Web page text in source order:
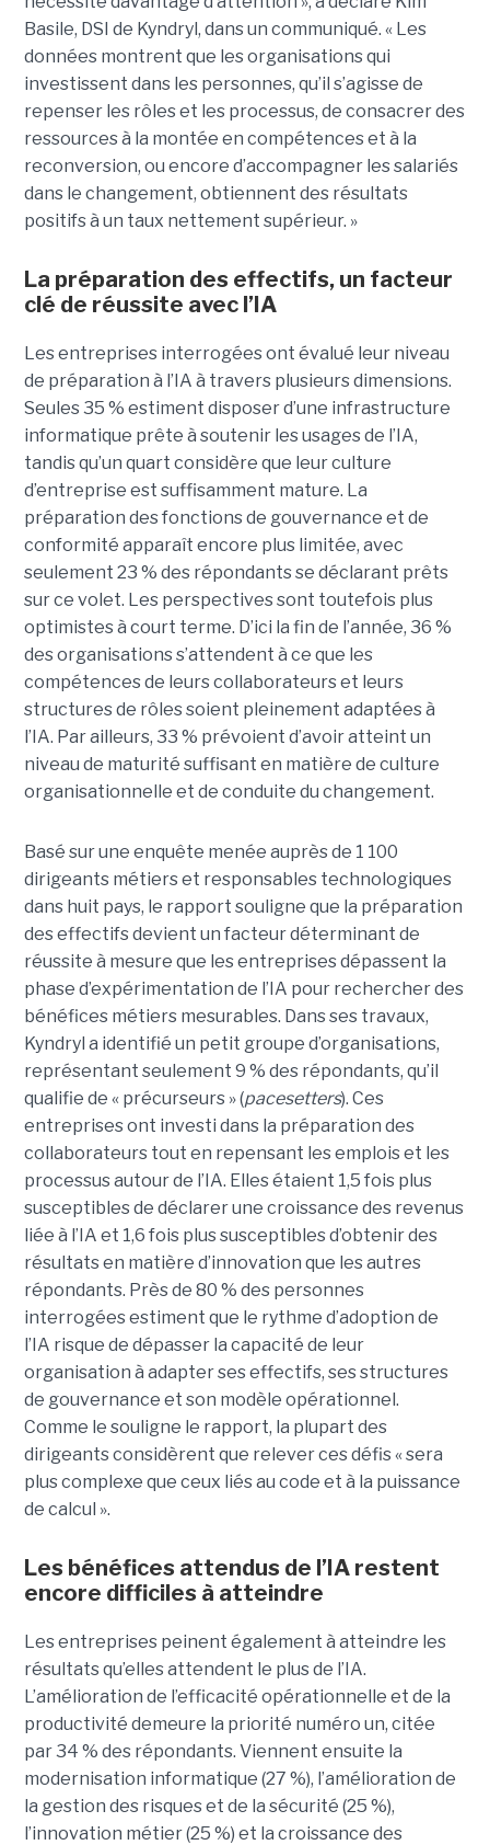
Basile, DSI de Kyndryl, dans un communiqué. « Les
données montrent que les organisations qui
investissent dans les personnes, qu’il s’agisse de
repenser les rôles et les processus, de consacrer des
ressources à la montée en compétences et à la
reconversion, ou encore d’accompagner les salariés
dans le changement, obtiennent des résultats
positifs à un taux nettement supérieur. »
La préparation des effectifs, un facteur
clé de réussite avec l’IA
Les entreprises interrogées ont évalué leur niveau
de préparation à l’IA à travers plusieurs dimensions.
Seules 35 % estiment disposer d’une infrastructure
informatique prête à soutenir les usages de l’IA,
tandis qu’un quart considère que leur culture
d’entreprise est suffisamment mature. La
préparation des fonctions de gouvernance et de
conformité apparaît encore plus limitée, avec
seulement 23 % des répondants se déclarant prêts
sur ce volet. Les perspectives sont toutefois plus
optimistes à court terme. D’ici la fin de l’année, 36 %
des organisations s’attendent à ce que les
compétences de leurs collaborateurs et leurs
structures de rôles soient pleinement adaptées à
l’IA. Par ailleurs, 33 % prévoient d’avoir atteint un
niveau de maturité suffisant en matière de culture
organisationnelle et de conduite du changement.
Basé sur une enquête menée auprès de 1 100
dirigeants métiers et responsables technologiques
dans huit pays, le rapport souligne que la préparation
des effectifs devient un facteur déterminant de
réussite à mesure que les entreprises dépassent la
phase d’expérimentation de l’IA pour rechercher des
bénéfices métiers mesurables. Dans ses travaux,
Kyndryl a identifié un petit groupe d’organisations,
représentant seulement 9 % des répondants, qu’il
qualifie de « précurseurs » (pacesetters). Ces
entreprises ont investi dans la préparation des
collaborateurs tout en repensant les emplois et les
processus autour de l’IA. Elles étaient 1,5 fois plus
susceptibles de déclarer une croissance des revenus
liée à l’IA et 1,6 fois plus susceptibles d’obtenir des
résultats en matière d’innovation que les autres
répondants. Près de 80 % des personnes
interrogées estiment que le rythme d’adoption de
l’IA risque de dépasser la capacité de leur
organisation à adapter ses effectifs, ses structures
de gouvernance et son modèle opérationnel.
Comme le souligne le rapport, la plupart des
dirigeants considèrent que relever ces défis « sera
plus complexe que ceux liés au code et à la puissance
de calcul ».
Les bénéfices attendus de l’IA restent
encore difficiles à atteindre
Les entreprises peinent également à atteindre les
résultats qu’elles attendent le plus de l’IA.
L’amélioration de l’efficacité opérationnelle et de la
productivité demeure la priorité numéro un, citée
par 34 % des répondants. Viennent ensuite la
modernisation informatique (27 %), l’amélioration de
la gestion des risques et de la sécurité (25 %),
l’innovation métier (25 %) et la croissance des